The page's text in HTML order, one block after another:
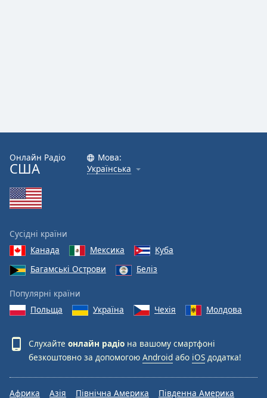
Онлайн Радіо
США
Мова:
Українська
Сусідні країни
Канада
Мексика
Куба
Багамські Острови
Беліз
Популярні країни
Польща
Україна Чехія Молдова
Слухайте онлайн радіо на вашому смартфоні
безкоштовно за допомогою Android або iOS додатка!
Африка Азія Північна Америка Південна Америка